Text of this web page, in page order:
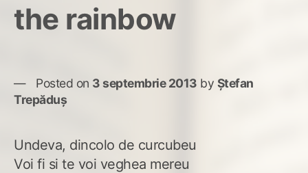
the rainbow
Posted on 3 septembrie 2013 by Ștefan
Trepăduș
Undeva, dincolo de curcubeu
Voi fi si te voi veghea mereu